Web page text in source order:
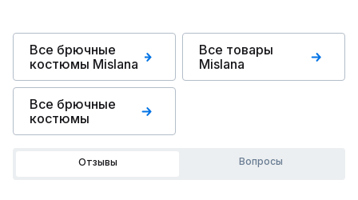
Все брючные
костюмы Mislana
Все товары
Mislana
Все брючные
костюмы
Отзывы Вопросы